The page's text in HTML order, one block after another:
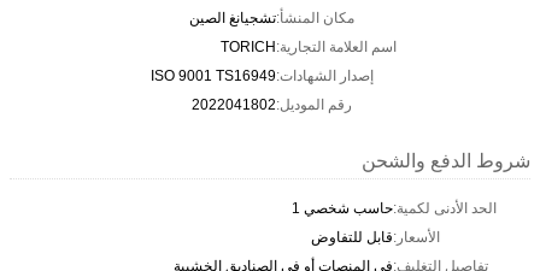
مكان المنشأ:تشجيانغ الصين
اسم العلامة التجارية:TORICH
إصدار الشهادات:ISO 9001 TS16949
رقم الموديل:2022041802
شروط الدفع والشحن
الحد الأدنى لكمية:حاسب شخصي 1
الأسعار:قابل للتفاوض
تفاصيل التغليف:في المنصات أو في الصناديق الخشبية